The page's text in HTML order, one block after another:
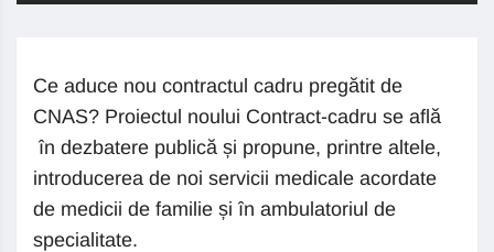
Ce aduce nou contractul cadru pregătit de
CNAS? Proiectul noului Contract-cadru se află
în dezbatere publică și propune, printre altele,
introducerea de noi servicii medicale acordate
de medicii de familie și în ambulatoriul de
specialitate.